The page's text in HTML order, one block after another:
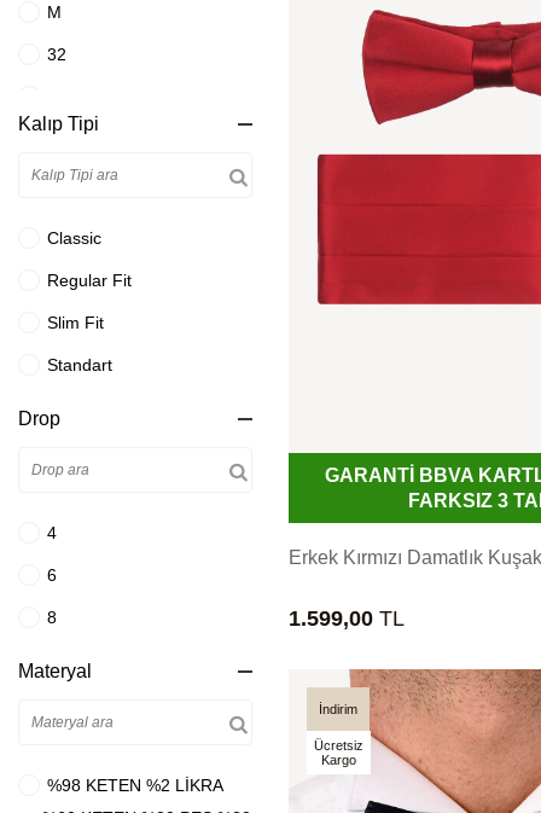
Gri
Gri Kahve
Gri Mavi
Haki Yeşil
Havacı Mavi
İndigo Mavi
Koyu Lacivert
M
32
105
33
115
36
125
3XL
Kalıp Tipi
Classic
Regular Fit
Slim Fit
Standart
Drop
4
6
8
Materyal
%98 KETEN %2 LİKRA
GARANTİ BBVA
FARKSIZ 3
Erkek Kırmızı Damatlık
1.599,00 TL
İndirim
Ücretsiz
Kargo